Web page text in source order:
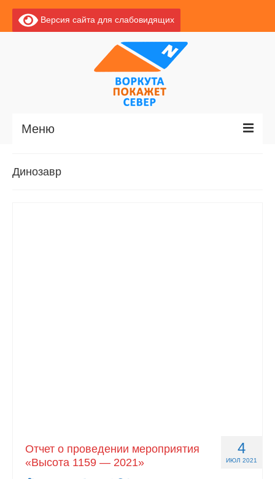
Версия сайта для слабовидящих
Меню
Динозавр
4
ИЮЛ 2021
Отчет о проведении мероприятия
«Высота 1159 — 2021»